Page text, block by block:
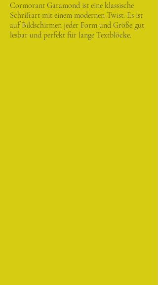
Cormorant Garamond ist eine klassische
Schriftart mit einem modernen Twist. Es ist
auf Bildschirmen jeder Form und Größe gut
lesbar und perfekt für lange Textblöcke.